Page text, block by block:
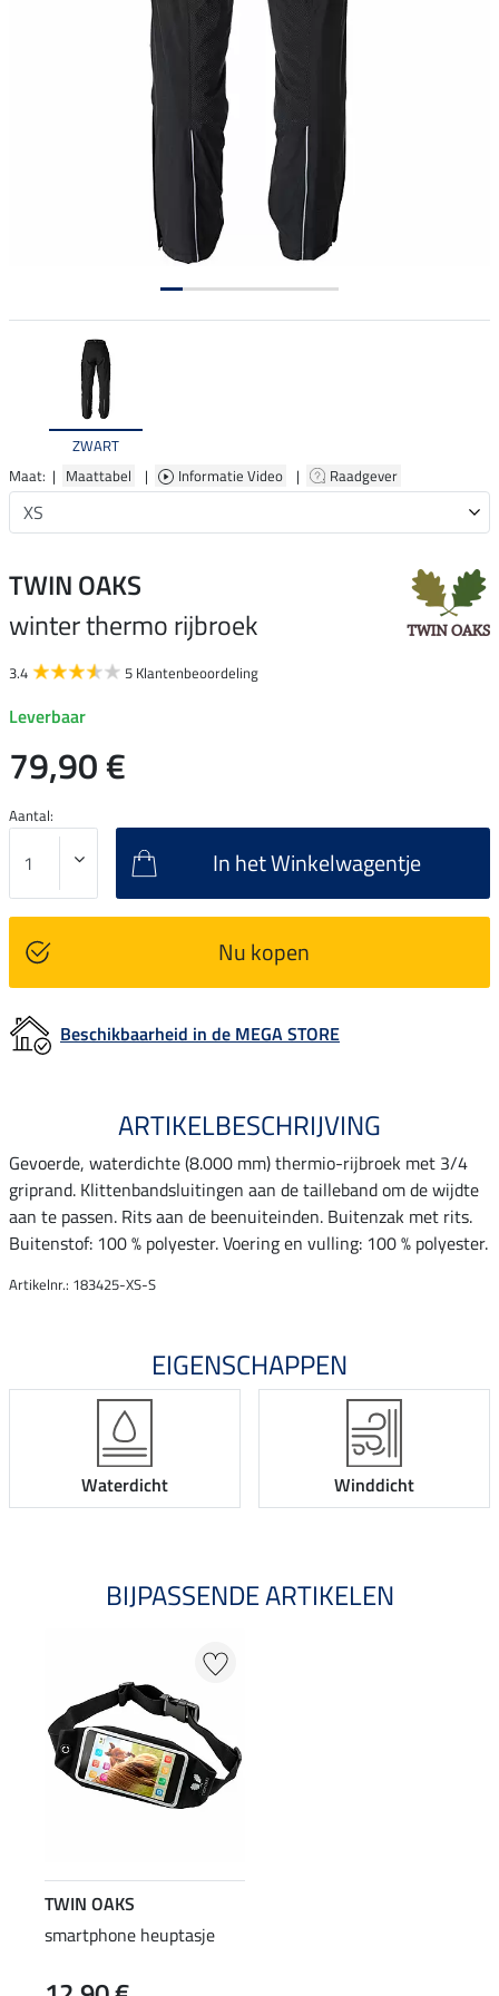
ZWART
Maat: | Maattabel | Informatie Video | Raadgever
TWIN OAKS
winter thermo rijbroek
3.4 5 Klantenbeoordeling
Leverbaar
79,90 €
Aantal:
In het Winkelwagentje
Nu kopen
Beschikbaarheid in de MEGA STORE
ARTIKELBESCHRIJVING
Gevoerde, waterdichte (8.000 mm) thermio-rijbroek met 3/4
griprand. Klittenbandsluitingen aan de tailleband om de wijdte
aan te passen. Rits aan de beenuiteinden. Buitenzak met rits.
Buitenstof: 100 % polyester. Voering en vulling: 100 % polyester.
Artikelnr.: 183425-XS-S
EIGENSCHAPPEN
Waterdicht Winddicht
BIJPASSENDE ARTIKELEN
TWIN OAKS
smartphone heuptasje